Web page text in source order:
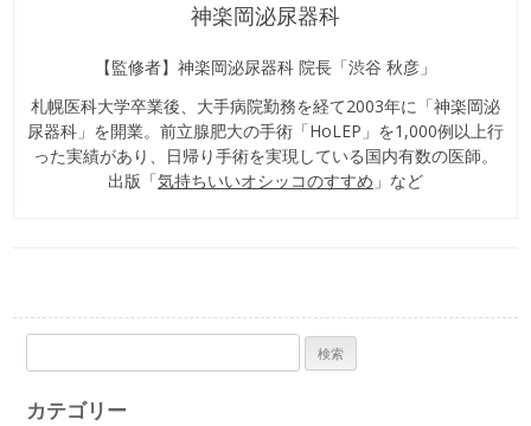
神楽岡泌尿器科
【監修者】神楽岡泌尿器科 院長「渋谷 秋彦」
札幌医科大学卒業後、大手病院勤務を経て2003年に「神楽岡泌
尿器科」を開業。前立腺肥大の手術「HoLEP」を1,000例以上行
った実績があり、日帰り手術を実現している国内有数の医師。
出版「気持ちいいオシッコのすすめ 」など
索:
カテゴリー